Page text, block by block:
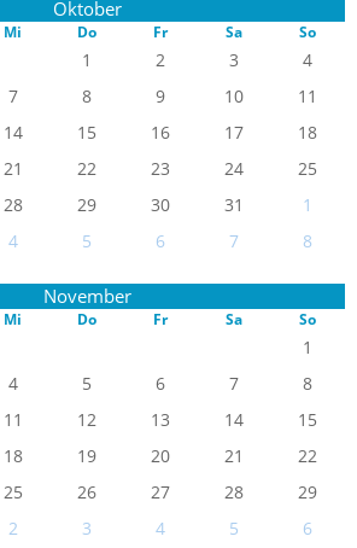
Oktober
Mi Do Fr Sa So
1 2 3
4
7 8 9 10
11
14 15 16 17
18
21 22 23 24
25
28 29 30 31
1
4 5 6 7 8
November
Mi Do Fr Sa So
1
4 5 6 7
8
11 12 13 14
15
18 19 20 21
22
25 26 27 28
29
2 3 4 5 6